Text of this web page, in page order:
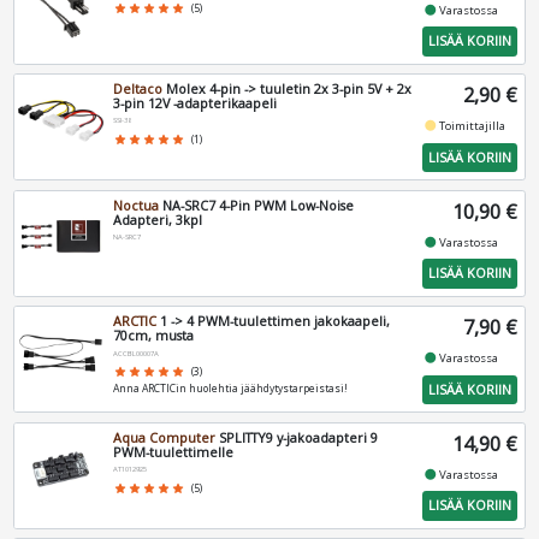
star star star star star (5) fiber_manual_recordVarastossa
LISÄÄ KORIIN
Deltaco Molex 4-pin -> tuuletin 2x 3-pin 5V + 2x
3-pin 12V -adapterikaapeli
SSI-38
star star star star star (1)
2,90 €
fiber_manual_recordToimittajilla
LISÄÄ KORIIN
Noctua NA-SRC7 4-Pin PWM Low-Noise
Adapteri, 3kpl
NA-SRC7
10,90 €
fiber_manual_recordVarastossa
LISÄÄ KORIIN
ARCTIC1 -> 4 PWM-tuulettimen jakokaapeli,
70cm, musta
ACCBL00007A
star star star star star (3)
Anna ARCTICin huolehtia jäähdytystarpeistasi!
7,90 €
fiber_manual_recordVarastossa
LISÄÄ KORIIN
Aqua Computer SPLITTY9 y-jakoadapteri 9
PWM-tuulettimelle
AT1012925
star star star star star (5)
14,90 €
fiber_manual_recordVarastossa
LISÄÄ KORIIN